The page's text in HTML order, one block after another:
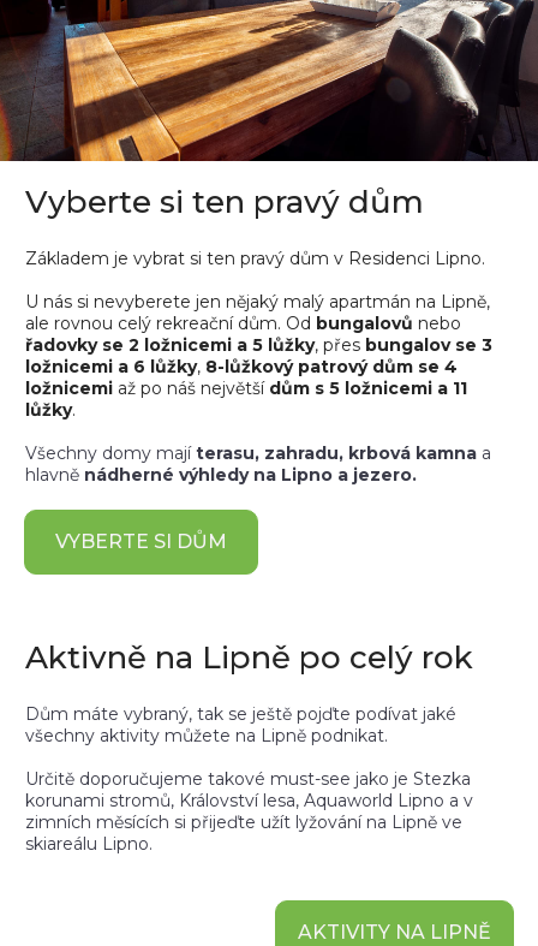
Vyberte si ten pravý dům
Základem je vybrat si ten pravý dům v Residenci Lipno.
U nás si nevyberete jen nějaký malý apartmán na Lipně,
ale rovnou celý rekreační dům. Od bungalovů nebo
řadovky se 2 ložnicemi a 5 lůžky, přes bungalov se 3
ložnicemi a 6 lůžky, 8-lůžkový patrový dům se 4
ložnicemi až po náš největší dům s 5 ložnicemi a 11
lůžky.
Všechny domy majíterasu, zahradu, krbová kamna a
hlavně nádherné výhledy na Lipno a jezero.
VYBERTE SI DŮM
Aktivně na Lipně po celý rok
Dům máte vybraný, tak se ještě pojďte podívat jaké
všechny aktivity můžete na Lipně podnikat.
Určitě doporučujeme takové must-see jako je Stezka
korunami stromů, Království lesa, Aquaworld Lipno a v
zimních měsících si přijeďte užít lyžování na Lipně ve
skiareálu Lipno.
AKTIVITY NA LIPNĚ